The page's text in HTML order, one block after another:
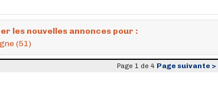
les nouvelles annonces pour :
(51)
Page 1 de 4 Page suivante >